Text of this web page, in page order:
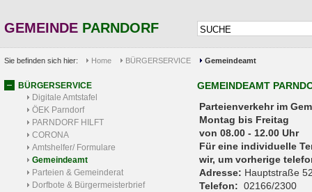
GEMEINDE PARNDORF
Sie befinden sich hier: Home BÜRGERSERVICE Gemeindeamt
BÜRGERSERVICE
Digitale Amtstafel
ÖEK Parndorf
PARNDORF HILFT
CORONA
Amtshelfer/ Formulare
Gemeindeamt
Parteien & Gemeinderat
Dorfbote & Bürgermeisterbrief
GEMEINDEAMT
Parteienverkehr
Montag bis Freitag
von 08.00 - 12.00 Uhr
Für eine individuelle
wir, um vorherige
Adresse: Hauptstraße
Telefon: 02166/2300